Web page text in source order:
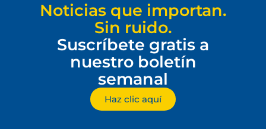
Noticias que importan.
Sin ruido.
Suscríbete gratis a
nuestro boletín
semanal
Haz clic aquí